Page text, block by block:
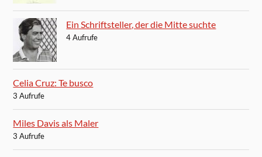
Ein Schriftsteller, der die Mitte suchte
4 Aufrufe
Celia Cruz: Te busco
3 Aufrufe
Miles Davis als Maler
3 Aufrufe